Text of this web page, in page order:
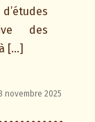
des
[…]
novembre 2025